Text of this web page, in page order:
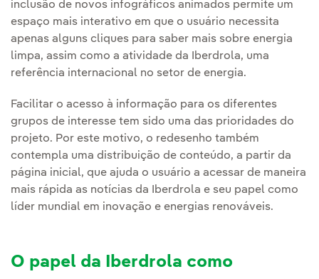
inclusão de novos infográficos animados permite um
espaço mais interativo em que o usuário necessita
apenas alguns cliques para saber mais sobre energia
limpa, assim como a atividade da Iberdrola, uma
referência internacional no setor de energia.
Facilitar o acesso à informação para os diferentes
grupos de interesse tem sido uma das prioridades do
projeto. Por este motivo, o redesenho também
contempla uma distribuição de conteúdo, a partir da
página inicial, que ajuda o usuário a acessar de maneira
mais rápida as notícias da Iberdrola e seu papel como
líder mundial em inovação e energias renováveis.
O papel da Iberdrola como